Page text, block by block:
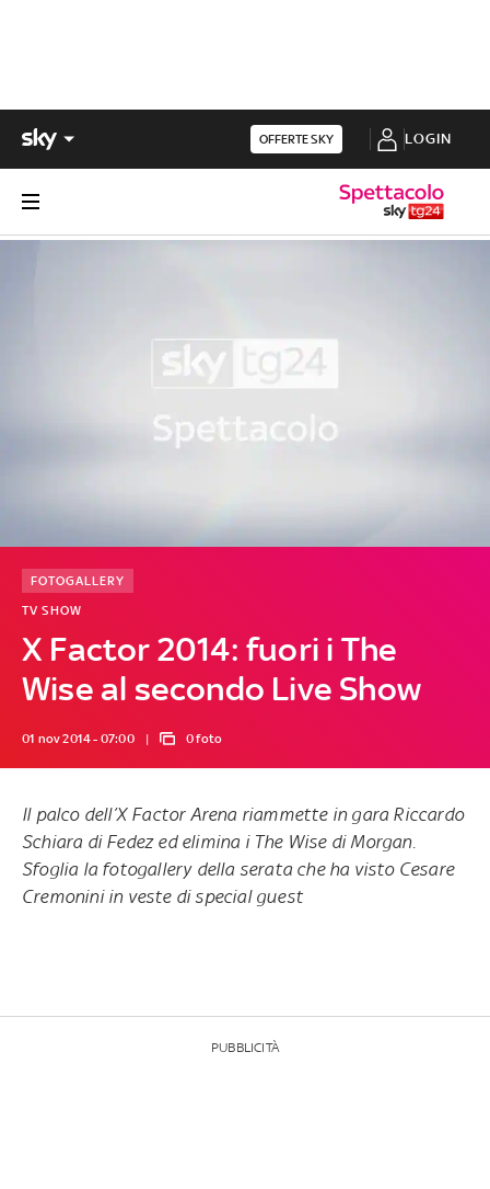
OFFERTE SKY LOGIN
X Factor 2014: fuori i The
Wise al secondo Live Show
TV SHOW
FOTOGALLERY
01 nov 2014 - 07:00 0 foto
Il palco dell’X Factor Arena riammette in gara Riccardo
Schiara di Fedez ed elimina i The Wise di Morgan.
Sfoglia la fotogallery della serata che ha visto Cesare
Cremonini in veste di special guest
PUBBLICITÀ